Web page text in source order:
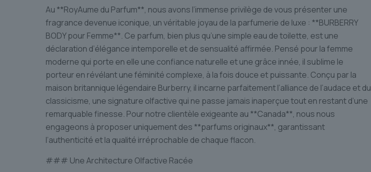
Au **RoyAume du Parfum**, nous avons l’immense privilège de vous présenter une
fragrance devenue iconique, un véritable joyau de la parfumerie de luxe : **BURBERRY
BODY pour Femme**. Ce parfum, bien plus qu’une simple eau de toilette, est une
déclaration d’élégance intemporelle et de sensualité affirmée. Pensé pour la femme
moderne qui porte en elle une confiance naturelle et une grâce innée, il sublime le
porteur en révélant une féminité complexe, à la fois douce et puissante. Conçu par la
maison britannique légendaire Burberry, il incarne parfaitement l’alliance de l’audace et du
classicisme, une signature olfactive qui ne passe jamais inaperçue tout en restant d’une
remarquable finesse. Pour notre clientèle exigeante au **Canada**, nous nous
engageons à proposer uniquement des **parfums originaux**, garantissant
l’authenticité et la qualité irréprochable de chaque flacon.
### Une Architecture Olfactive Racée